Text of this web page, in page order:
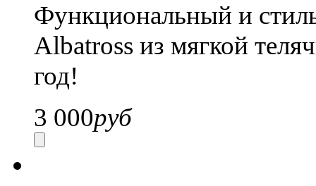
Функциональный и
Albatross из мягкой
год!
3 000руб